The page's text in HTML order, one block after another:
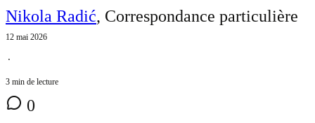
Nikola Radić, Correspondance particulière
12 mai 2026
⋅
3 min de lecture
0